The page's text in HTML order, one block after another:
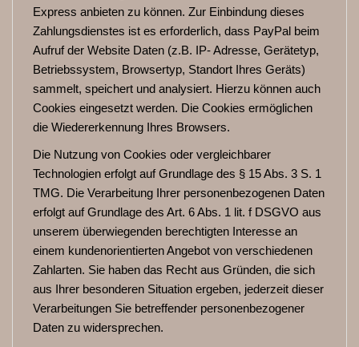
Express anbieten zu können. Zur Einbindung dieses
Zahlungsdienstes ist es erforderlich, dass PayPal beim
Aufruf der Website Daten (z.B. IP- Adresse, Gerätetyp,
Betriebssystem, Browsertyp, Standort Ihres Geräts)
sammelt, speichert und analysiert. Hierzu können auch
Cookies eingesetzt werden. Die Cookies ermöglichen
die Wiedererkennung Ihres Browsers.
Die Nutzung von Cookies oder vergleichbarer
Technologien erfolgt auf Grundlage des § 15 Abs. 3 S. 1
TMG. Die Verarbeitung Ihrer personenbezogenen Daten
erfolgt auf Grundlage des Art. 6 Abs. 1 lit. f DSGVO aus
unserem überwiegenden berechtigten Interesse an
einem kundenorientierten Angebot von verschiedenen
Zahlarten. Sie haben das Recht aus Gründen, die sich
aus Ihrer besonderen Situation ergeben, jederzeit dieser
Verarbeitungen Sie betreffender personenbezogener
Daten zu widersprechen.